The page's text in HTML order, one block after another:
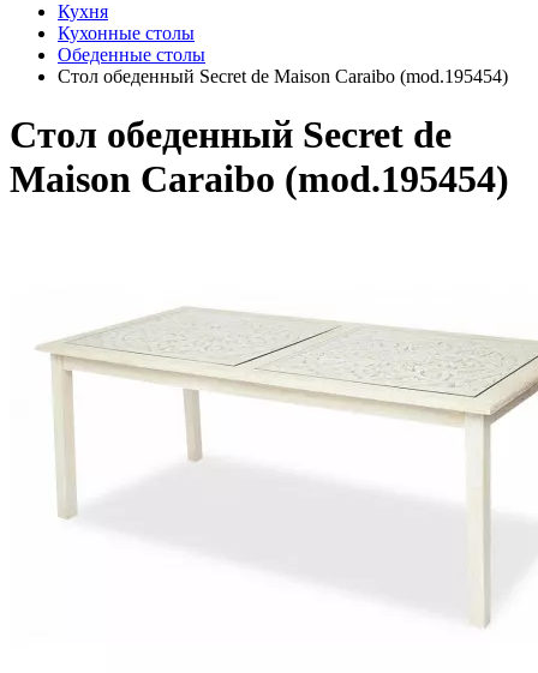
Кухня
Кухонные столы
Обеденные столы
Стол обеденный Secret de Maison Caraibo (mod.195454)
Стол обеденный Secret de
Maison Caraibo (mod.195454)